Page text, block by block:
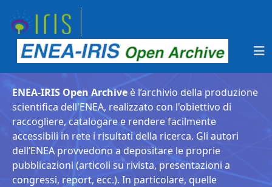
ENEA-IRIS Open Archive è l’archivio della produzione
scientifica dell'ENEA, realizzato con l'obiettivo di
raccogliere, catalogare e rendere facilmente
accessibili in rete i risultati della ricerca. Gli autori
dell’ENEA provvedono a depositare le proprie
pubblicazioni (articoli su rivista, presentazioni a
congressi, report, ecc.). In particolare, quelle